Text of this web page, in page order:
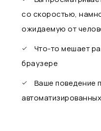
со скоростью,
ожидаемую от
Что-то мешает
браузере
Ваше поведение